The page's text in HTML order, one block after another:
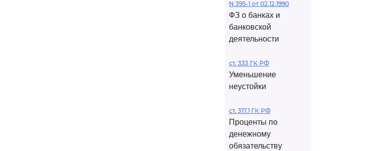
N 395-1 от 02.12.1990
ФЗ о банках и
банковской
деятельности
ст. 333 ГК РФ
Уменьшение
неустойки
ст. 317.1 ГК РФ
Проценты по
денежному
обязательству